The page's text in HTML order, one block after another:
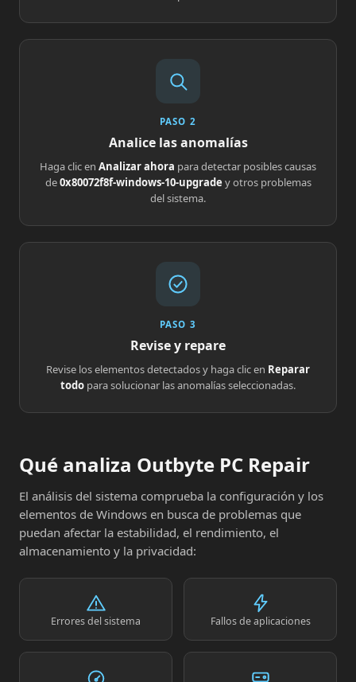
PASO 2
Analice las anomalías
Haga clic en Analizar ahora para detectar posibles causas
de0x80072f8f-windows-10-upgrade y otros problemas
del sistema.
PASO 3
Revise y repare
Revise los elementos detectados y haga clic en Reparar
todo para solucionar las anomalías seleccionadas.
Qué analiza Outbyte PC Repair
El análisis del sistema comprueba la configuración y los
elementos de Windows en busca de problemas que
puedan afectar la estabilidad, el rendimiento, el
almacenamiento y la privacidad:
Errores del sistema Fallos de aplicaciones